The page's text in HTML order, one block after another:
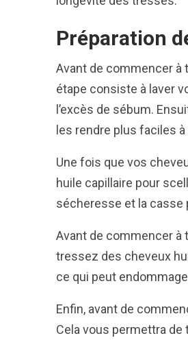
Préparation
Avant de commencer à
étape consiste à laver
l’excès de sébum.
les rendre plus faciles
Une fois que vos
huile capillaire pour
sécheresse et la casse
Avant de commencer
tressez des cheveux
ce qui peut
Enfin, avant de
Cela vous permettra